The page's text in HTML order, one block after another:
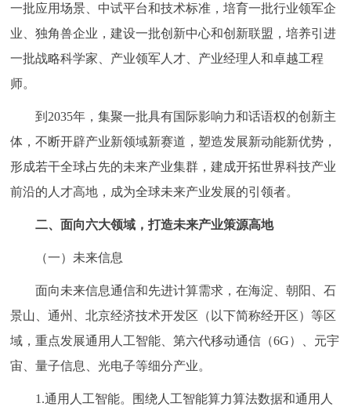
一批应用场景、中试平台和技术标准，培育一批行业领军企
业、独角兽企业，建设一批创新中心和创新联盟，培养引进
一批战略科学家、产业领军人才、产业经理人和卓越工程
师。
到2035年，集聚一批具有国际影响力和话语权的创新主
体，不断开辟产业新领域新赛道，塑造发展新动能新优势，
形成若干全球占先的未来产业集群，建成开拓世界科技产业
前沿的人才高地，成为全球未来产业发展的引领者。
二、面向六大领域，打造未来产业策源高地
（一）未来信息
面向未来信息通信和先进计算需求，在海淀、朝阳、石
景山、通州、北京经济技术开发区（以下简称经开区）等区
域，重点发展通用人工智能、第六代移动通信（6G）、元宇
宙、量子信息、光电子等细分产业。
1.通用人工智能。围绕人工智能算力算法数据和通用人